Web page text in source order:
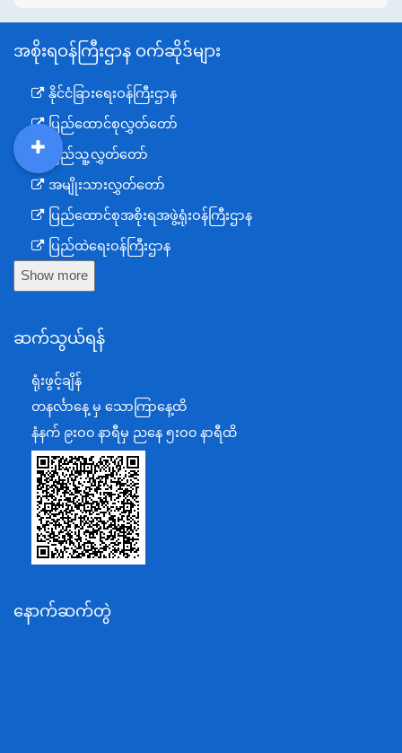
အစိုးရဝန်ကြီးဌာန ဝက်ဆိုဒ်များ
နိုင်ငံခြားရေးဝန်ကြီးဌာန
ပြည်ထောင်စုလွှတ်တော်
ပြည်သူ့လွှတ်တော်
အမျိုးသားလွှတ်တော်
ပြည်ထောင်စုအစိုးရအဖွဲ့ရုံးဝန်ကြီးဌာန
ပြည်ထဲရေးဝန်ကြီးဌာန
ကာကွယ်ရေးဝန်ကြီးဌာန
စီမံကိန်း၊ဘဏ္ဍာရေးနှင့်စက်မှုဝန်ကြီးဌာန
အပြည်ပြည်ဆိုင်ရာပူးပေါင်းဆောင်ရွက်ရေးဝန်ကြီးဌာန
ပြန်ကြားရေးဝန်ကြီးဌာန
သာသနာရေးနှင့် ယဉ်ကျေးမှုဝန်ကြီးဌာန
စိုက်ပျိုးရေး၊မွေးမြူရေးနှင့်ဆည်မြောင်းဝန်ကြီးဌာန
ပို့ဆောင်ရေးနှင့်ဆက်သွယ်ရေးဝန်ကြီးဌာန
သယံဇာတနှင့်ပတ်ဝန်းကျင်ထိန်းသိမ်းရေးဝန်ကြီးဌာန
အလုပ်သမား၊လူဝင်မှုကြီးကြပ်ရေးနှင့်ပြည်သူ့အင်အား
Show more
ဆက်သွယ်ရန်
ရုံးဖွင့်ချိန်
တနင်္လာနေ့ မှ သောကြာနေ့ထိ
နံနက် ၉းဝ၀ နာရီမှ ညနေ ၅းဝ၀ နာရီထိ
နောက်ဆက်တွဲ
DDM